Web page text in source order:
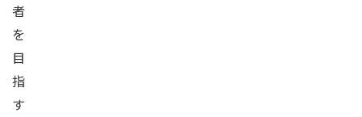
者
を
目
指
す